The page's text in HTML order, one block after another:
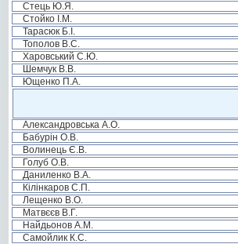
Стець Ю.Я.
Стойко І.М.
Тарасюк Б.І.
Тополов В.С.
Харовський С.Ю.
Шемчук В.В.
Ющенко П.А.
Александровська А.О.
Бабурін О.В.
Волинець Є.В.
Голуб О.В.
Даниленко В.А.
Кілінкаров С.П.
Лещенко В.О.
Матвєєв В.Г.
Найдьонов А.М.
Самойлик К.С.